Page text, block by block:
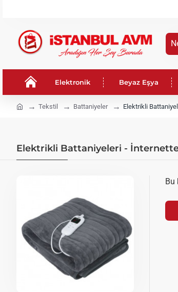
!
Elektronik Beyaz Eşya
Tekstil Battaniyeler Elektrikli
Elektrikli Battaniyeleri -
Bu